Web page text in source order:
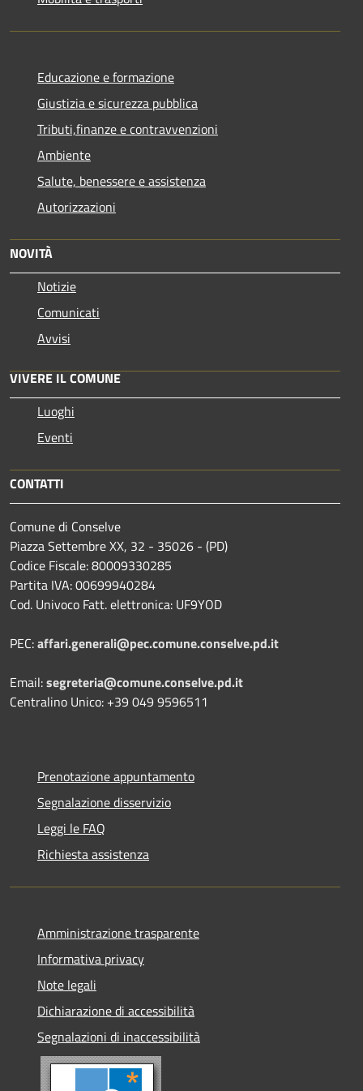
Educazione e formazione
Giustizia e sicurezza pubblica
Tributi,finanze e contravvenzioni
Ambiente
Salute, benessere e assistenza
Autorizzazioni
NOVITÀ
Notizie
Comunicati
Avvisi
VIVERE IL COMUNE
Luoghi
Eventi
CONTATTI
Comune di Conselve
Piazza Settembre XX, 32 - 35026 - (PD)
Codice Fiscale: 80009330285
Partita IVA: 00699940284
Cod. Univoco Fatt. elettronica: UF9YOD
PEC:affari.generali@pec.comune.conselve.pd.it
Email:segreteria@comune.conselve.pd.it
Centralino Unico: +39 049 9596511
Prenotazione appuntamento
Segnalazione disservizio
Leggi le FAQ
Richiesta assistenza
Amministrazione trasparente
Informativa privacy
Note legali
Dichiarazione di accessibilità
Segnalazioni di inaccessibilità